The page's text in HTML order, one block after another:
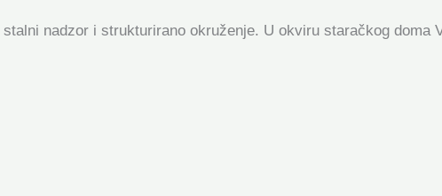
nadzor i strukturirano okruženje. U okviru staračkog doma